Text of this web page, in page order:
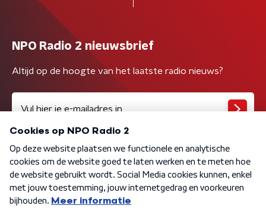
NPO Radio 2 nieuwsbrief
Altijd op de hoogte van het laatste radio nieuws?
Algemene voorwaarden